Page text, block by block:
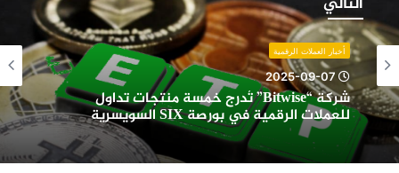
خمسة
منتجات
تداول
للعملات
الرقمية
في
بورصة
SIX
أخبار العملات الرقمية
2025-09-07
شركة “Bitwise” تُدرج خمسة منتجات تداول
للعملات الرقمية في بورصة SIX السويسرية